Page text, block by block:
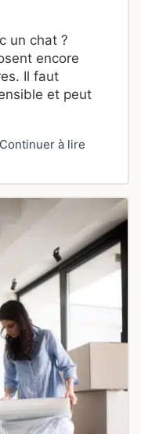
un chat ?
encore
Il faut
et peut
Continuer à lire